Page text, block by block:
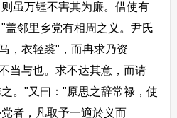
虽万锺不害其为廉。借使有
盖邻里乡党有相周之义。尹氏
，衣轻裘"，而冉求乃资
当与也。求不达其意，而请
。"又曰："原思之辞常禄，使
者，凡取予一適於义而